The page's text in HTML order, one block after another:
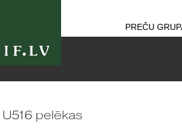
PREČU
pelēkas